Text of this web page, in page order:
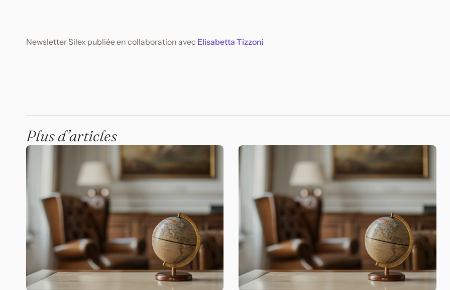
Newsletter Silex publiée en collaboration avec Elisabetta Tizzoni
Plus d’articles